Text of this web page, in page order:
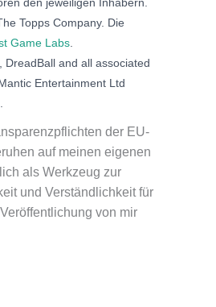
Topps Company. Die
Game Labs
DreadBall and all associated
Entertainment Ltd
der EU-
auf meinen eigenen
als Werkzeug zur
und Verständlichkeit für
von mir